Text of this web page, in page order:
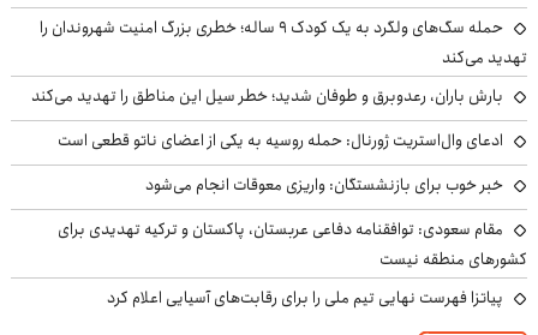
حمله سگ‌های ولگرد به یک کودک ۹ ساله؛ خطری بزرگ امنیت شهروندان را
تهدید می‌کند
بارش باران، رعدوبرق و طوفان شدید؛ خطر سیل این مناطق را تهدید می‌کند
ادعای وال‌استریت ژورنال: حمله روسیه به یکی از اعضای ناتو قطعی است
خبر خوب برای بازنشستگان: واریزی معوقات انجام می‌شود
مقام سعودی: توافقنامه دفاعی عربستان، پاکستان و ترکیه تهدیدی برای
کشورهای منطقه نیست
پیاتزا فهرست نهایی تیم ملی را برای رقابت‌های آسیایی اعلام کرد